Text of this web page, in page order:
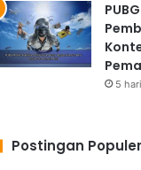
5
Postingan Populer